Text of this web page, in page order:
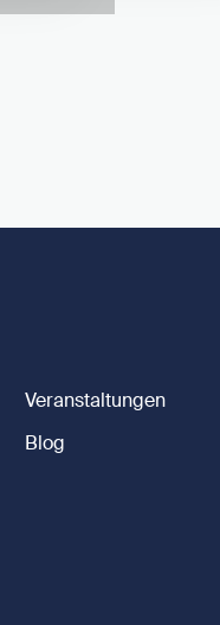
Veranstaltungen
Blog